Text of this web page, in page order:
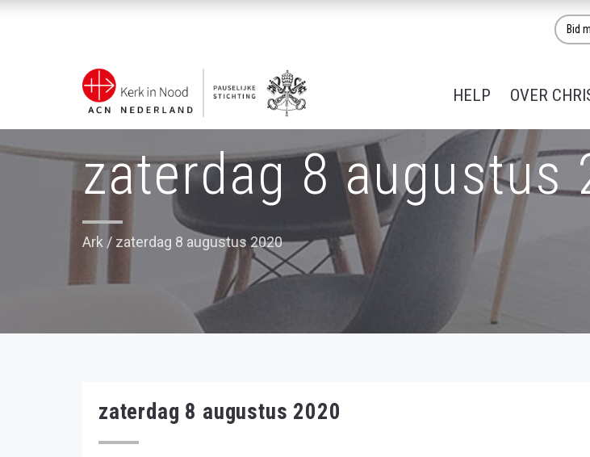
Bid
HELP OVER
zaterdag 8 augustus
Ark / zaterdag 8 augustus 2020
zaterdag 8 augustus 2020